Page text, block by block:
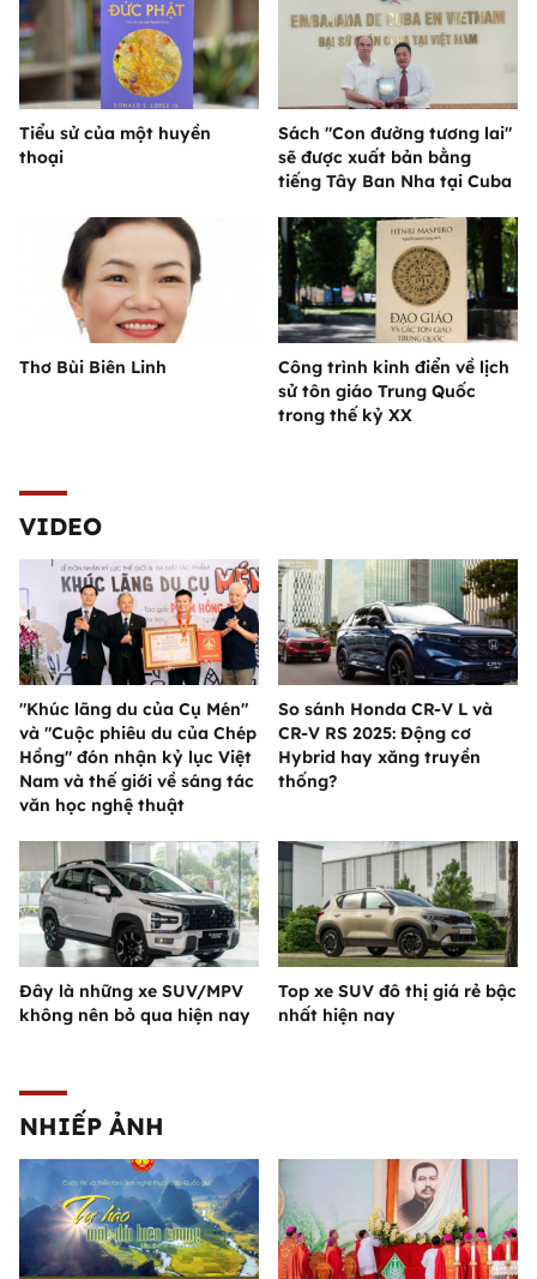
Tiểu sử của một huyền
thoại
Sách "Con đường tương lai"
sẽ được xuất bản bằng
tiếng Tây Ban Nha tại Cuba
Thơ Bùi Biên Linh
Công trình kinh điển về lịch
sử tôn giáo Trung Quốc
trong thế kỷ XX
VIDEO
"Khúc lãng du của Cụ Mén"
và "Cuộc phiêu du của Chép
Hồng" đón nhận kỷ lục Việt
Nam và thế giới về sáng tác
văn học nghệ thuật
So sánh Honda CR-V L và
CR-V RS 2025: Động cơ
Hybrid hay xăng truyền
thống?
Đây là những xe SUV/MPV
không nên bỏ qua hiện nay
Top xe SUV đô thị giá rẻ bậc
nhất hiện nay
NHIẾP ẢNH